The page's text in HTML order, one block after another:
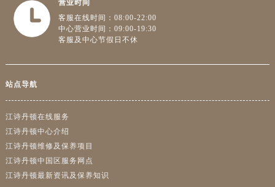
营业时间
客服在线时间：08:00-22:00
中心营业时间：09:00-19:30
客服及中心节假日不休
站点导航
江诗丹顿在线服务
江诗丹顿中心介绍
江诗丹顿维修及保养项目
江诗丹顿中国区服务网点
江诗丹顿最新资讯及保养知识